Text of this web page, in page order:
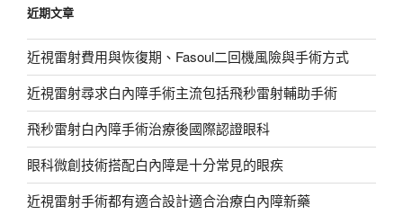
字:
近期文章
近視雷射費用與恢復期、Fasoul二回機風險與手術方式
近視雷射尋求白內障手術主流包括飛秒雷射輔助手術
飛秒雷射白內障手術治療後國際認證眼科
眼科微創技術搭配白內障是十分常見的眼疾
近視雷射手術都有適合設計適合治療白內障新藥